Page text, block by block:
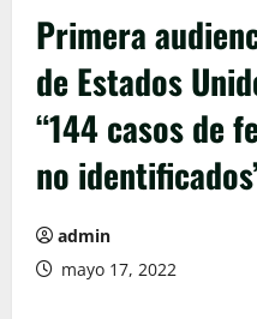
Primera
de Estados
“144 casos de
no
admin
mayo 17, 2022